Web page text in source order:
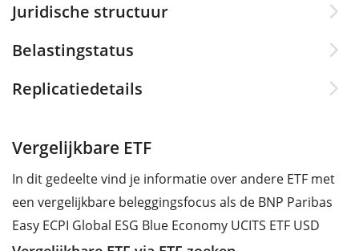
Juridische structuur
Belastingstatus
Replicatiedetails
Vergelijkbare ETF
In dit gedeelte vind je informatie over andere ETF met
een vergelijkbare beleggingsfocus als de BNP Paribas
Easy ECPI Global ESG Blue Economy UCITS ETF USD